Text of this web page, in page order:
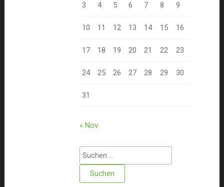
3 4 5 6 7 8 9
10 11 12 13 14 15 16
17 18 19 20 21 22 23
24 25 26 27 28 29 30
31
« Nov.
Suchen
nach: